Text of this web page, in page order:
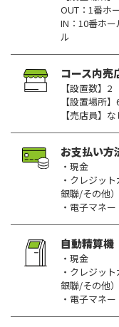
OUT：1番ホ
IN：10番ホ
ル
コース内売
【設置数】2
【設置場所
【売店員】な
お支払い方
・現金
・クレジッ
銀聯/その他）
・電子マネー
自動精算機
・現金
・クレジッ
銀聯/その他）
・電子マネー